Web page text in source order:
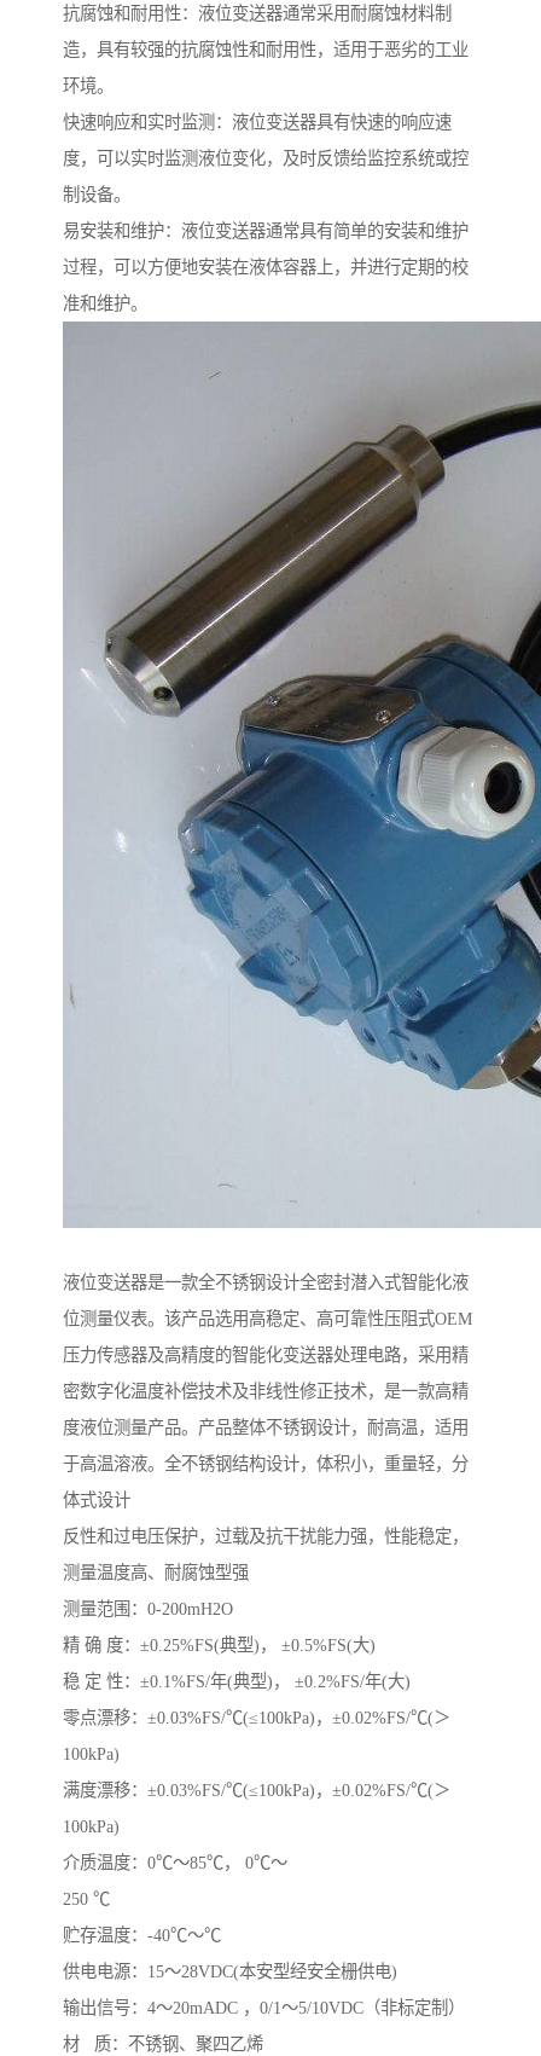
抗腐蚀和耐用性：液位变送器通常采用耐腐蚀材料制
造，具有较强的抗腐蚀性和耐用性，适用于恶劣的工业
环境。
快速响应和实时监测：液位变送器具有快速的响应速
度，可以实时监测液位变化，及时反馈给监控系统或控
制设备。
易安装和维护：液位变送器通常具有简单的安装和维护
过程，可以方便地安装在液体容器上，并进行定期的校
准和维护。
液位变送器是一款全不锈钢设计全密封潜入式智能化液
位测量仪表。该产品选用高稳定、高可靠性压阻式OEM
压力传感器及高精度的智能化变送器处理电路，采用精
密数字化温度补偿技术及非线性修正技术，是一款高精
度液位测量产品。产品整体不锈钢设计，耐高温，适用
于高温溶液。全不锈钢结构设计，体积小，重量轻，分
体式设计
反性和过电压保护，过载及抗干扰能力强，性能稳定，
测量温度高、耐腐蚀型强
测量范围：0-200mH2O
精 确 度：±0.25%FS(典型)， ±0.5%FS(大)
稳 定 性：±0.1%FS/年(典型)， ±0.2%FS/年(大)
零点漂移：±0.03%FS/℃(≤100kPa)，±0.02%FS/℃(＞
100kPa)
满度漂移：±0.03%FS/℃(≤100kPa)，±0.02%FS/℃(＞
100kPa)
介质温度：0℃～85℃， 0℃～
250 ℃
贮存温度：-40℃～℃
供电电源：15～28VDC(本安型经安全栅供电)
输出信号：4～20mADC ，0/1～5/10VDC（非标定制）
材 质：不锈钢、聚四乙烯